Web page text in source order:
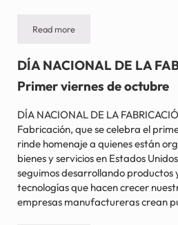
Read moreDÍA NACIONAL DEL
DÍA NACIONAL DE LA
Primer viernes de octubre
DÍA NACIONAL DE LA
Fabricación, que se celebra el
rinde homenaje a quienes están
bienes y servicios en Estados
seguimos desarrollando productos
tecnologías que hacen crecer
empresas manufactureras crean